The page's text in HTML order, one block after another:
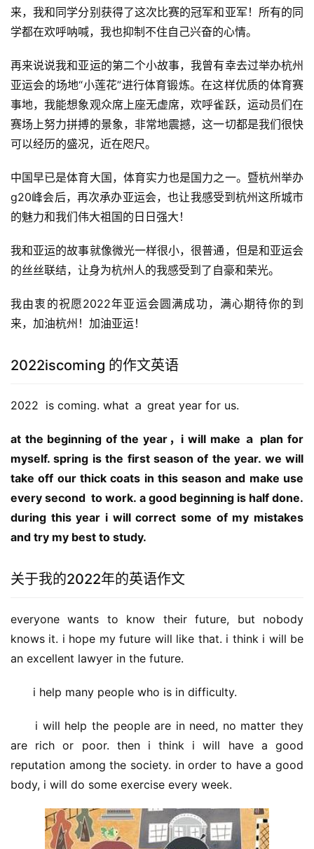
来，我和同学分别获得了这次比赛的冠军和亚军！所有的同
学都在欢呼呐喊，我也抑制不住自己兴奋的心情。
再来说说我和亚运的第二个小故事，我曾有幸去过举办杭州
亚运会的场地“小莲花”进行体育锻炼。在这样优质的体育赛
事地，我能想象观众席上座无虚席，欢呼雀跃，运动员们在
赛场上努力拼搏的景象，非常地震撼，这一切都是我们很快
可以经历的盛况，近在咫尺。
中国早已是体育大国，体育实力也是国力之一。暨杭州举办
g20峰会后，再次承办亚运会，也让我感受到杭州这所城市
的魅力和我们伟大祖国的日日强大！
我和亚运的故事就像微光一样很小，很普通，但是和亚运会
的丝丝联结，让身为杭州人的我感受到了自豪和荣光。
我由衷的祝愿2022年亚运会圆满成功，满心期待你的到
来，加油杭州！加油亚运！
2022iscoming 的作文英语
2022  is coming. what ａ great year for us.
at the beginning of the year，i will make ａ plan for
myself. spring is the first season of the year. we will
take off our thick coats in this season and make use
every second  to work. a good beginning is half done.
during this year i will correct some of my mistakes
and try my best to study.
关于我的2022年的英语作文
everyone wants to know their future, but nobody
knows it. i hope my future will like that. i think i will be
an excellent lawyer in the future.
i help many people who is in difficulty.
i will help the people are in need, no matter they
are rich or poor. then i think i will have a good
reputation among the society. in order to have a good
body, i will do some exercise every week.